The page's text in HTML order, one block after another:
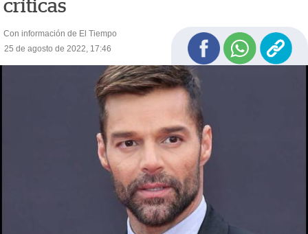
críticas
Con información de El Tiempo
25 de agosto de 2022, 17:46